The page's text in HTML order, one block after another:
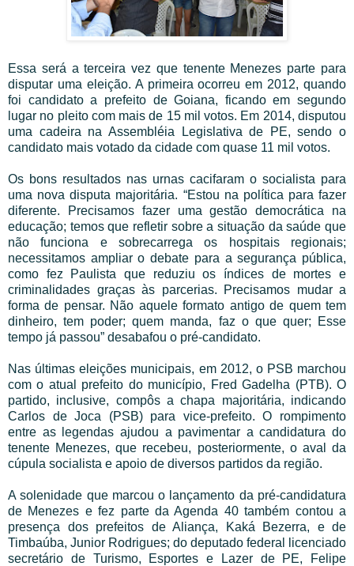
Essa será a terceira vez que tenente Menezes parte para
disputar uma eleição. A primeira ocorreu em 2012, quando
foi candidato a prefeito de Goiana, ficando em segundo
lugar no pleito com mais de 15 mil votos. Em 2014, disputou
uma cadeira na Assembléia Legislativa de PE, sendo o
candidato mais votado da cidade com quase 11 mil votos.
Os bons resultados nas urnas cacifaram o socialista para
uma nova disputa majoritária. “Estou na política para fazer
diferente. Precisamos fazer uma gestão democrática na
educação; temos que refletir sobre a situação da saúde que
não funciona e sobrecarrega os hospitais regionais;
necessitamos ampliar o debate para a segurança pública,
como fez Paulista que reduziu os índices de mortes e
criminalidades graças às parcerias. Precisamos mudar a
forma de pensar. Não aquele formato antigo de quem tem
dinheiro, tem poder; quem manda, faz o que quer; Esse
tempo já passou” desabafou o pré-candidato.
Nas últimas eleições municipais, em 2012, o PSB marchou
com o atual prefeito do município, Fred Gadelha (PTB). O
partido, inclusive, compôs a chapa majoritária, indicando
Carlos de Joca (PSB) para vice-prefeito. O rompimento
entre as legendas ajudou a pavimentar a candidatura do
tenente Menezes, que recebeu, posteriormente, o aval da
cúpula socialista e apoio de diversos partidos da região.
A solenidade que marcou o lançamento da pré-candidatura
de Menezes e fez parte da Agenda 40 também contou a
presença dos prefeitos de Aliança, Kaká Bezerra, e de
Timbaúba, Junior Rodrigues; do deputado federal licenciado
secretário de Turismo, Esportes e Lazer de PE, Felipe